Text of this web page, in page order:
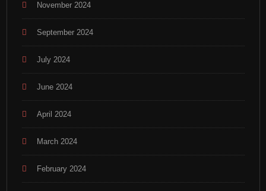
November 2024
September 2024
July 2024
June 2024
April 2024
March 2024
February 2024